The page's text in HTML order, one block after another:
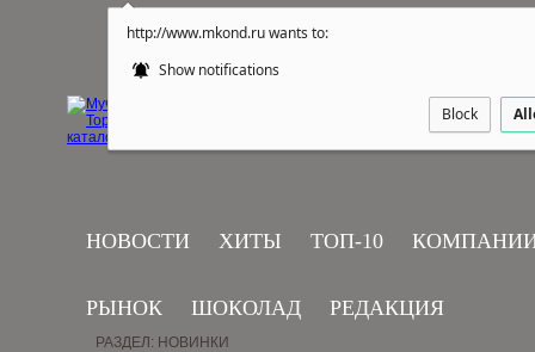
http://www.mkond.ru wants to:
Show notifications
Block
НОВОСТИ ХИТЫ ТОП-10
РЫНОК ШОКОЛАД РЕДАКЦИЯ
РАЗДЕЛ: НОВИНКИ